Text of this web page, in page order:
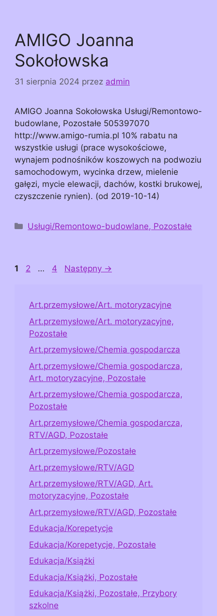
AMIGO Joanna
Sokołowska
31 sierpnia 2024 przez admin
AMIGO Joanna Sokołowska Usługi/Remontowo-
budowlane, Pozostałe 505397070
http://www.amigo-rumia.pl 10% rabatu na
wszystkie usługi (prace wysokościowe,
wynajem podnośników koszowych na podwoziu
samochodowym, wycinka drzew, mielenie
gałęzi, mycie elewacji, dachów, kostki brukowej,
czyszczenie rynien). (od 2019-10-14)
Kategorie
Usługi/Remontowo-budowlane, Pozostałe
Page
1 Page
2 … Page
4 Następny →
Art.przemysłowe/Art. motoryzacyjne
Art.przemysłowe/Art. motoryzacyjne,
Pozostałe
Art.przemysłowe/Chemia gospodarcza
Art.przemysłowe/Chemia gospodarcza,
Art. motoryzacyjne, Pozostałe
Art.przemysłowe/Chemia gospodarcza,
Pozostałe
Art.przemysłowe/Chemia gospodarcza,
RTV/AGD, Pozostałe
Art.przemysłowe/Pozostałe
Art.przemysłowe/RTV/AGD
Art.przemysłowe/RTV/AGD, Art.
motoryzacyjne, Pozostałe
Art.przemysłowe/RTV/AGD, Pozostałe
Edukacja/Korepetycje
Edukacja/Korepetycje, Pozostałe
Edukacja/Książki
Edukacja/Książki, Pozostałe
Edukacja/Książki, Pozostałe, Przybory
szkolne